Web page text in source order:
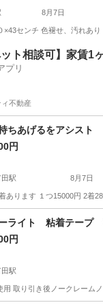
8月7日
×43センチ 色褪せ、汚れあ
駅 その他 備長炭
ット相談可】家賃1
プリ
ィ不動産
ちあげるをアシスト
円
駅 8月7日
あります １つ15000円 2着
近鉄富田駅 その他 ア
ライト 粘着テープ
円
駅
用 取り引き後ノークレーム